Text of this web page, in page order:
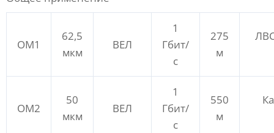
ОМ1
62,5
мкм
ВЕЛ
1
Гбит/
с
275
м
ОМ2
50
мкм
ВЕЛ
1
Гбит/
с
550
м